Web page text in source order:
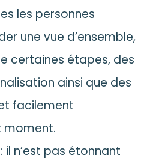
les personnes
une vue d’ensemble,
certaines étapes, des
ainsi que des
facilement
n’est pas étonnant